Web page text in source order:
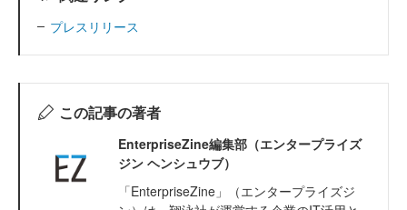
プレスリリース
この記事の著者
EnterpriseZine編集部（エンタープライズ
ジン ヘンシュウブ）
「EnterpriseZine」（エンタープライズジ